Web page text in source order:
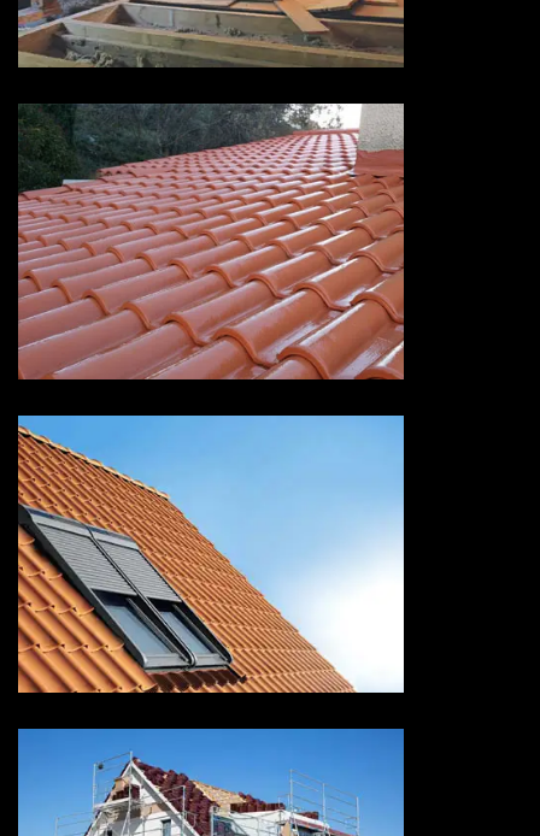
Isolation de toiture 73 Savoie
Devis peinture sur tuiles 73
Savoie
Pose de velux 73 Savoie